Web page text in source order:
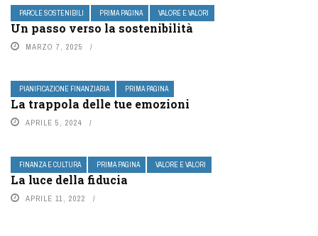
PAROLE SOSTENIBILI PRIMA PAGINA VALORE E VALORI
Un passo verso la sostenibilità
MARZO 7, 2025
PIANIFICAZIONE FINANZIARIA PRIMA PAGINA
La trappola delle tue emozioni
APRILE 5, 2024
FINANZA E CULTURA PRIMA PAGINA VALORE E VALORI
La luce della fiducia
APRILE 11, 2022